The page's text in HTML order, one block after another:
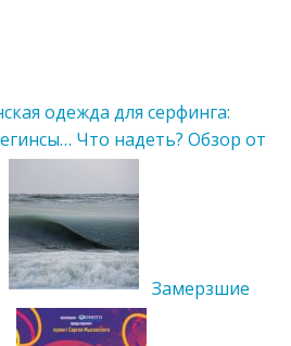
одежда для серфинга:
Что надеть? Обзор от
Замерзшие